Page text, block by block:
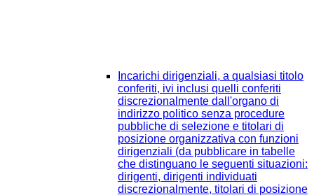
Incarichi dirigenziali, a qualsiasi titolo
conferiti, ivi inclusi quelli conferiti
discrezionalmente dall'organo di
indirizzo politico senza procedure
pubbliche di selezione e titolari di
posizione organizzativa con funzioni
dirigenziali (da pubblicare in tabelle
che distinguano le seguenti situazioni:
dirigenti, dirigenti individuati
discrezionalmente, titolari di posizione